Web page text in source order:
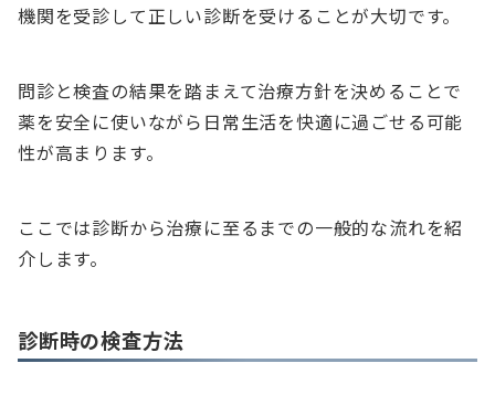
機関を受診して正しい診断を受けることが大切です。
問診と検査の結果を踏まえて治療方針を決めることで
薬を安全に使いながら日常生活を快適に過ごせる可能
性が高まります。
ここでは診断から治療に至るまでの一般的な流れを紹
介します。
診断時の検査方法